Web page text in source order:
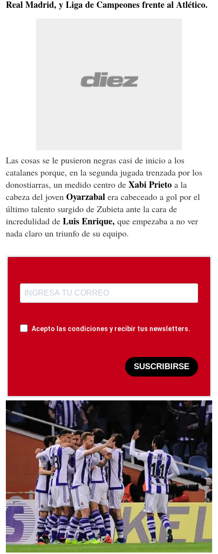
Real Madrid, y Liga de Campeones frente al Atlético.
Las cosas se le pusieron negras casi de inicio a los
catalanes porque, en la segunda jugada trenzada por los
donostiarras, un medido centro de Xabi Prieto a la
cabeza del joven Oyarzabal era cabeceado a gol por el
último talento surgido de Zubieta ante la cara de
incredulidad de Luis Enrique, que empezaba a no ver
nada claro un triunfo de su equipo.
Acepto las condiciones y recibir tus newsletters.
SUSCRIBIRSE